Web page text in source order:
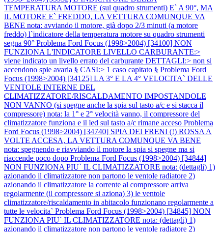
TEMPERATURA MOTORE (sul quadro strumenti) E` A 90°, MA
IL MOTORE E` FREDDO, LA VETTURA COMUNQUE VA
BENE nota: avviando il motore, già dopo 2/3 minuti (a motore
freddo) l`indicatore della temperatura motore su quadro strumenti
segna 90° Problema Ford Focus (1998>2004) [34100] NON
FUNZIONA L'INDICATORE LIVELLO CARBURANTE:>
viene indicato un livello errato del carburante DETTAGLI:> non si
accendono spie avaria § CASI:> 1 caso capitato § Problema Ford
Focus (1998>2004) [34125] LA 3° E LA 4° VELOCITA` DELLE
VENTOLE INTERNE DEL
CLIMATIZZATORE/RISCALDAMENTO IMPOSTANDOLE
NON VANNO (si spegne anche la spia sul tasto a/c e si stacca il
compressore) nota: la 1° e 2° velocità vanno, il compressore del
climatizzatore funziona e il led sul tasto a/c rimane acceso Problema
Ford Focus (1998>2004) [34740] SPIA DEI FRENI (!) ROSSA A
VOLTE ACCESA, LA VETTURA COMUNQUE VA BENE
nota: spegnendo e riavviando il motore la spia si spegne ma si
riaccende poco dopo Problema Ford Focus (1998>2004) [34844]
NON FUNZIONA PIU` IL CLIMATIZZATORE nota: (dettagli) 1)
azionando il climatizzatore non partono le ventole radiatore 2)
azionando il climatizzatore la corrente al compressore arriva
regolarmente (il compressore si aziona) 3) le ventole
climatizzatore/riscaldamento in abitacolo funzionano regolarmente a
tutte le velocita` Problema Ford Focus (1998>2004) [34845] NON
FUNZIONA PIU` IL CLIMATIZZATORE nota: (dettagli) 1)
azionando il climatizzatore non partono le ventole radiatore 2)